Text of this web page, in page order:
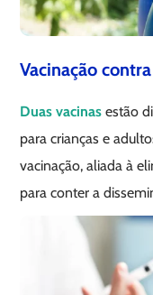
Vacinação
Duas vacinas estão
para crianças e
vacinação, aliada à
para conter a